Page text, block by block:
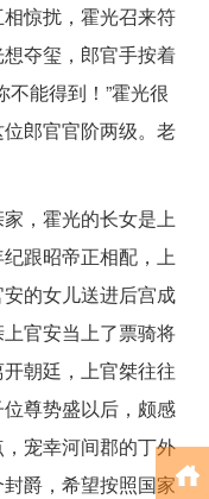
惊扰，霍光召来符
夺玺，郎官手按着
不能得到！”霍光很
郎官官阶两级。老
，霍光的长女是上
跟昭帝正相配，上
的女儿送进后宫成
官安当上了票骑将
朝廷，上官桀往往
尊势盛以后，颇感
宠幸河间郡的丁外
爵，希望按照国家